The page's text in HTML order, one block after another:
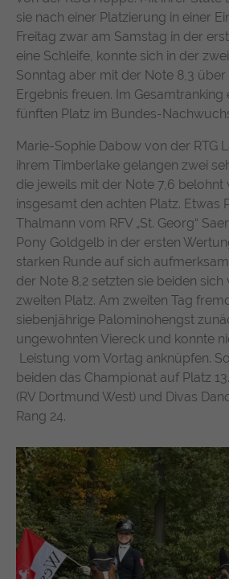
sie nach einer Platzierung in einer
Freitag zwar am Samstag in der
eine Schleife, konnte sich in der
Sonntag aber mit der Note 8,3
Ergebnis freuen. Im
fünften Platz im Bundes-
Marie-Sophie Dabow von der RTG
ihrem Timberlake gelangen zwei
die jeweils mit der Note 7,6 belohnt
insgesamt den achten Platz. Etwas
Thalmann vom RFV „St. Georg“
Pony Goldgelb in der ersten
starken Runde auf sich
der Note 8,2 setzten sie beiden
zweiten Platz. Am zweiten Tag
siebenjährige Palominohengst
ungewohnten Viereck und konnte
Leistung vom Vortag anknüpfen.
beiden das Championat auf Platz
(RV Dortmund West) und Divas
Rang 24.
Anbieter TYPO3
Laufzeit 1 Jahr
Zweck
Enthält die
Einstellungen.
Zweck
durchschnittliche
Website und welche
wurden.
Name _pk_ses, _pk_cvar,
Laufzeit 30 Minuten
Zweck
Wird von Matomo
genutzt, um
während der Sitzung
suchen. Ihre Interaktionen werden
Privatsphäre zu schützen und
verbessern.
Name chatbase_anon_id
Anbieter Chatbase (https://
Laufzeit Session
Zweck
Der Cookie
des Chatbots, indem
Daten erfasst, um
verbessern und den
Nutzer optimal zu
Cookie-Informationen
Externe Inhalte
(z.B. Videos, Karten), die auf anderen
Google Maps) veröffentlicht sind, auch
Webseite anzuzeigen und
Name YouTube
Anbieter
Google Ireland
Barrow Street, Dublin
Laufzeit 1 Jahr
Zweck
Wird verwendet, um
entsperren.
https://
Cookie-Informationen